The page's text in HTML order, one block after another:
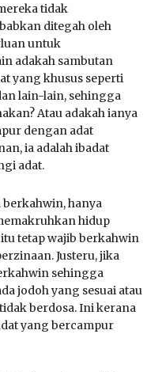
tidak
ditegah oleh
untuk
adakah sambutan
yang khusus seperti
lain-lain, sehingga
Atau adakah ianya
dengan adat
ia adalah ibadat
adat.
hanya
hidup
tetap wajib berkahwin
Justeru, jika
sehingga
jodoh yang sesuai atau
berdosa. Ini kerana
yang bercampur